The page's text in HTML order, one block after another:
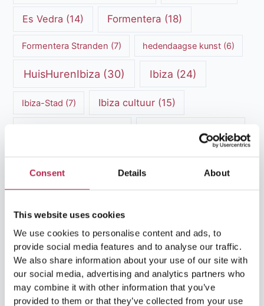
Consent Details About
This website uses cookies
We use cookies to personalise content and ads, to
provide social media features and to analyse our traffic.
We also share information about your use of our site with
our social media, advertising and analytics partners who
may combine it with other information that you’ve
provided to them or that they’ve collected from your use
Es Vedra (14) Formentera (18)
Formentera Stranden (7) hedendaagse kunst(6)
HuisHurenIbiza (30) Ibiza (24)
Ibiza-Stad (7) Ibiza cultuur(15)
Ibiza Reisgids(5) Ibiza reistips(5)
Ibiza restaurants Ibiza stranden
Ibiza Villa Verhuur (6) luxe vakantie(5)
Luxe villa's Ibiza(43) luxe villas(13)
Luxe Villa Verhuur(12)